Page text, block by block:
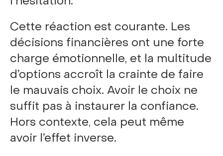
Cette réaction est courante. Les
décisions financières ont une forte
charge émotionnelle, et la multitude
d’options accroît la crainte de faire
le mauvais choix. Avoir le choix ne
suffit pas à instaurer la confiance.
Hors contexte, cela peut même
avoir l’effet inverse.